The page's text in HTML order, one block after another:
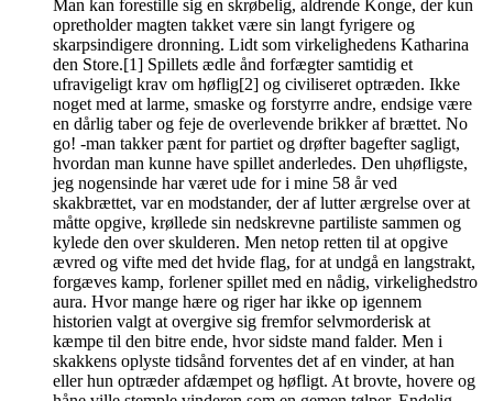
Man kan forestille sig en skrøbelig, aldrende Konge, der kun
opretholder magten takket være sin langt fyrigere og
skarpsindigere dronning. Lidt som virkelighedens Katharina
den Store.[1] Spillets ædle ånd forfægter samtidig et
ufravigeligt krav om høflig[2] og civiliseret optræden. Ikke
noget med at larme, smaske og forstyrre andre, endsige være
en dårlig taber og feje de overlevende brikker af brættet. No
go! -man takker pænt for partiet og drøfter bagefter sagligt,
hvordan man kunne have spillet anderledes. Den uhøfligste,
jeg nogensinde har været ude for i mine 58 år ved
skakbrættet, var en modstander, der af lutter ærgrelse over at
måtte opgive, krøllede sin nedskrevne partiliste sammen og
kylede den over skulderen. Men netop retten til at opgive
ævred og vifte med det hvide flag, for at undgå en langstrakt,
forgæves kamp, forlener spillet med en nådig, virkelighedstro
aura. Hvor mange hære og riger har ikke op igennem
historien valgt at overgive sig fremfor selvmorderisk at
kæmpe til den bitre ende, hvor sidste mand falder. Men i
skakkens oplyste tidsånd forventes det af en vinder, at han
eller hun optræder afdæmpet og høfligt. At brovte, hovere og